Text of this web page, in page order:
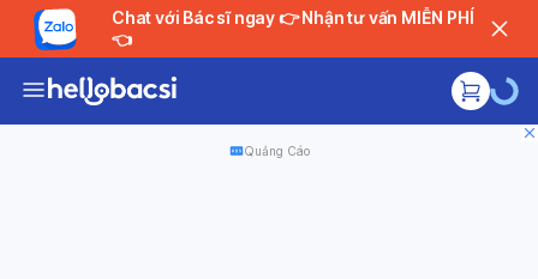
Chat với Bác sĩ ngay 👉 Nhận tư vấn MIỄN PHÍ
👈
Quảng Cáo